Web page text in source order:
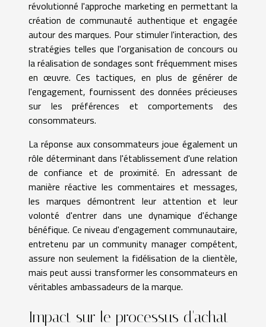
révolutionné l'approche marketing en permettant la
création de communauté authentique et engagée
autour des marques. Pour stimuler l'interaction, des
stratégies telles que l'organisation de concours ou
la réalisation de sondages sont fréquemment mises
en œuvre. Ces tactiques, en plus de générer de
l'engagement, fournissent des données précieuses
sur les préférences et comportements des
consommateurs.
La réponse aux consommateurs joue également un
rôle déterminant dans l'établissement d'une relation
de confiance et de proximité. En adressant de
manière réactive les commentaires et messages,
les marques démontrent leur attention et leur
volonté d'entrer dans une dynamique d'échange
bénéfique. Ce niveau d'engagement communautaire,
entretenu par un community manager compétent,
assure non seulement la fidélisation de la clientèle,
mais peut aussi transformer les consommateurs en
véritables ambassadeurs de la marque.
Impact sur le processus d'achat